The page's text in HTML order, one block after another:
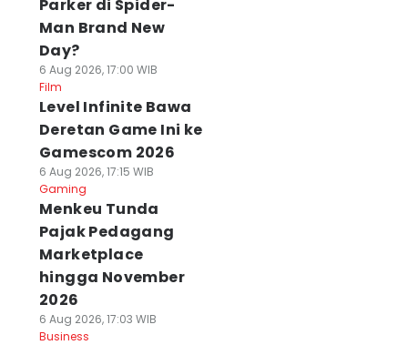
Parker di Spider-
Man Brand New
Day?
6 Aug 2026, 17:00 WIB
Film
Level Infinite Bawa
Deretan Game Ini ke
Gamescom 2026
6 Aug 2026, 17:15 WIB
Gaming
Menkeu Tunda
Pajak Pedagang
Marketplace
hingga November
2026
6 Aug 2026, 17:03 WIB
Business